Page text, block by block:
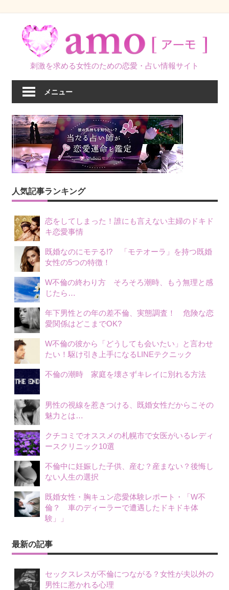
刺激を求める女性のための恋愛・占い情報サイト
メニュー
人気記事ランキング
恋をしてしまった！誰にも言えない主婦のドキド
キ恋愛事情
既婚なのにモテる!? 「モテオーラ」を持つ既婚
女性の5つの特徴！
W不倫の終わり方 そろそろ潮時、もう無理と感
じたら…
年下男性との年の差不倫、実態調査！ 危険な恋
愛関係はどこまでOK?
W不倫の彼から「どうしても会いたい」と言わせ
たい！駆け引き上手になるLINEテクニック
不倫の潮時 家庭を壊さずキレイに別れる方法
男性の視線を惹きつける、既婚女性だからこその
魅力とは…
クチコミでオススメの札幌市で女医がいるレディ
ースクリニック10選
不倫中に妊娠した子供、産む？産まない？後悔し
ない人生の選択
既婚女性・胸キュン恋愛体験レポート・「W不
倫？ 車のディーラーで遭遇したドキドキ体
験」」
最新の記事
セックスレスが不倫につながる？女性が夫以外の
男性に惹かれる心理